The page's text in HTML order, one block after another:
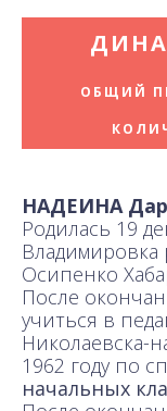
ОБЩИЙ
НАДЕИНА
Родилась 19
Осипенко
После
учиться в
Николаевска-
1962 году по
начальных